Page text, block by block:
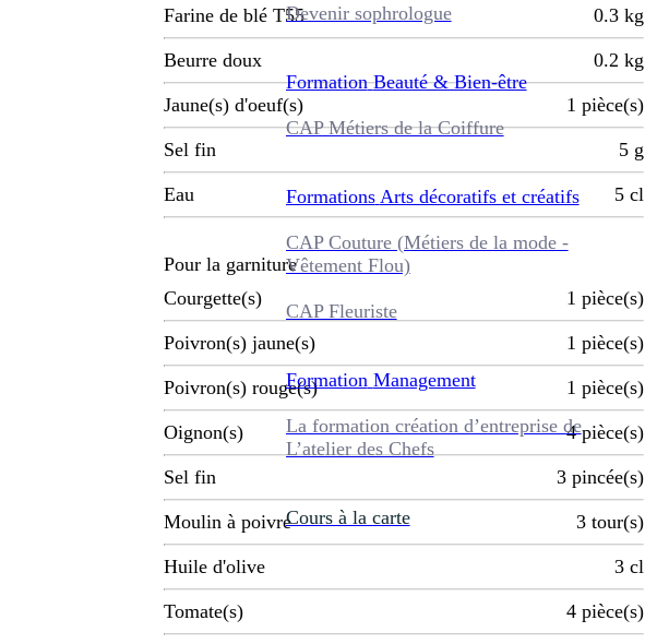
Devenir sophrologue
Formation Beauté & Bien-être
CAP Métiers de la Coiffure
Formations Arts décoratifs et créatifs
CAP Couture (Métiers de la mode -
Vêtement Flou)
CAP Fleuriste
Formation Management
La formation création d’entreprise de
L’atelier des Chefs
Cours à la carte
Farine de blé T55
0.3 kg
Beurre doux 0.2 kg
Jaune(s) d'oeuf(s) 1 pièce(s)
Sel fin 5 g
Eau 5 cl
Pour la garniture
Courgette(s)
1 pièce(s)
Poivron(s) jaune(s) 1 pièce(s)
Poivron(s) rouge(s) 1 pièce(s)
Oignon(s) 4 pièce(s)
Sel fin 3 pincée(s)
Moulin à poivre 3 tour(s)
Huile d'olive 3 cl
Tomate(s) 4 pièce(s)